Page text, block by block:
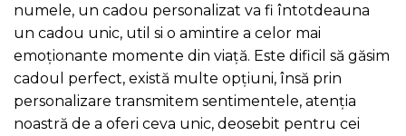
numele, un cadou personalizat va fi întotdeauna
un cadou unic, util si o amintire a celor mai
emoționante momente din viață. Este dificil să găsim
cadoul perfect, există multe opțiuni, însă prin
personalizare transmitem sentimentele, atenția
noastră de a oferi ceva unic, deosebit pentru cei